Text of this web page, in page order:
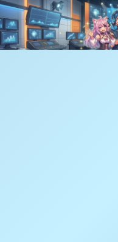
ふ